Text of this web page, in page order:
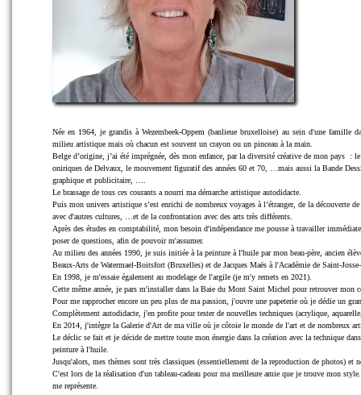
Née en 1964, je grandis à Wezembeek-Oppem (banlieue bruxelloise) au sein d'une famille
milieu artistique mais où chacun est souvent un crayon ou un pinceau à la main.
Belge d’origine, j’ai été imprégnée, dès mon enfance, par la diversité créative de mon pays :
oniriques de Delvaux, le mouvement figuratif des années 60 et 70, …mais aussi la Bande
graphique et publicitaire, ….
Le brassage de tous ces courants a nourri ma démarche artistique autodidacte.
Puis mon univers artistique s’est enrichi de nombreux voyages à l’étranger, de la découverte de
avec d'autres cultures, …et de la confrontation avec des arts très différents.
Après des études en comptabilité, mon besoin d'indépendance me pousse à travailler
poser de questions, afin de pouvoir m'assumer.
Au milieu des années 1990, je suis initiée à la peinture à l'huile par mon beau-père, ancien
Beaux-Arts de Watermael-Boitsfort (Bruxelles) et de Jacques Maës à l'Académie de Saint-
En 1998, je m'essaie également au modelage de l'argile (je m'y remets en 2021).
Cette même année, je pars m'installer dans la Baie du Mont Saint Michel pour retrouver mon
Pour me rapprocher encore un peu plus de ma passion, j'ouvre une papeterie où je dédie un
Complètement autodidacte, j'en profite pour tester de nouvelles techniques (acrylique,
En 2014, j'intègre la Galerie d'Art de ma ville où je côtoie le monde de l'art et de nombreux
Le déclic se fait et je décide de mettre toute mon énergie dans la création avec la technique
peinture à l'huile.
Jusqu'alors, mes thèmes sont très classiques (essentiellement de la reproduction de photos) et
C'est lors de la réalisation d'un tableau-cadeau pour ma meilleure amie que je trouve mon
me représente.